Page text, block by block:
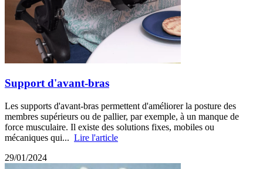
Support d'avant-bras
Les supports d'avant-bras permettent d'améliorer la posture des
membres supérieurs ou de pallier, par exemple, à un manque de
force musculaire. Il existe des solutions fixes, mobiles ou
mécaniques qui... Lire l'article
29/01/2024